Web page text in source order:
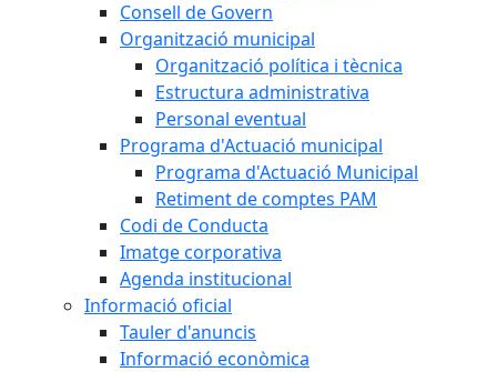
Consell de Govern
Organització municipal
Organització política i tècnica
Estructura administrativa
Personal eventual
Programa d'Actuació municipal
Programa d'Actuació Municipal
Retiment de comptes PAM
Codi de Conducta
Imatge corporativa
Agenda institucional
Informació oficial
Tauler d'anuncis
Informació econòmica